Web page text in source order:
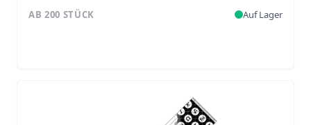
AB 200 STÜCK Auf Lager